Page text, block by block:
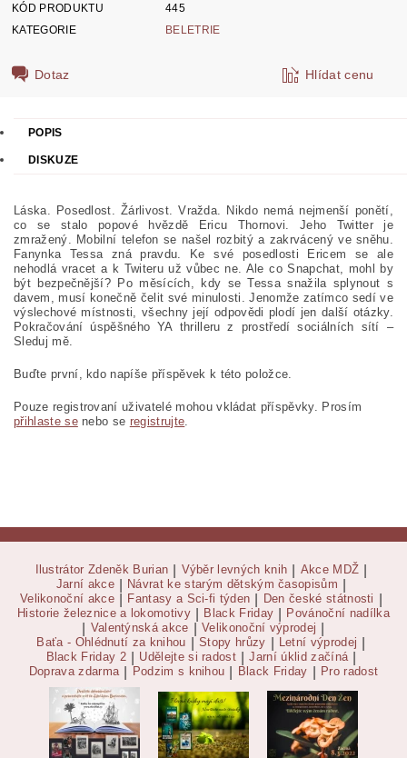
KÓD PRODUKTU
445
KATEGORIE
BELETRIE
Dotaz Hlídat cenu
POPIS
DISKUZE
Láska. Posedlost. Žárlivost. Vražda. Nikdo nemá nejmenší ponětí,
co se stalo popové hvězdě Ericu Thornovi. Jeho Twitter je
zmražený. Mobilní telefon se našel rozbitý a zakrvácený ve sněhu.
Fanynka Tessa zná pravdu. Ke své posedlosti Ericem se ale
nehodlá vracet a k Twiteru už vůbec ne. Ale co Snapchat, mohl by
být bezpečnější? Po měsících, kdy se Tessa snažila splynout s
davem, musí konečně čelit své minulosti. Jenomže zatímco sedí ve
výslechové místnosti, všechny její odpovědi plodí jen další otázky.
Pokračování úspěšného YA thrilleru z prostředí sociálních sítí –
Sleduj mě.
Buďte první, kdo napíše příspěvek k této položce.
Pouze registrovaní uživatelé mohou vkládat příspěvky. Prosím
přihlaste senebo se registrujte.
Ilustrátor Zdeněk Burian Výběr levných knih Akce MDŽ
Jarní akce Návrat ke starým dětským časopisům
Velikonoční akce Fantasy a Sci-fi týden Den české státnosti
Historie železnice a lokomotivy Black Friday Povánoční nadílka
Valentýnská akce Velikonoční výprodej
Baťa - Ohlédnutí za knihou Stopy hrůzy Letní výprodej
Black Friday 2 Udělejte si radost Jarní úklid začíná
Doprava zdarma Podzim s knihou Black Friday Pro radost